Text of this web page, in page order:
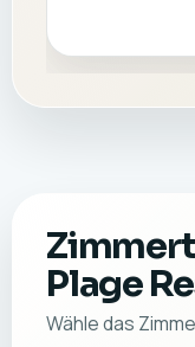
Plage
Wähle das